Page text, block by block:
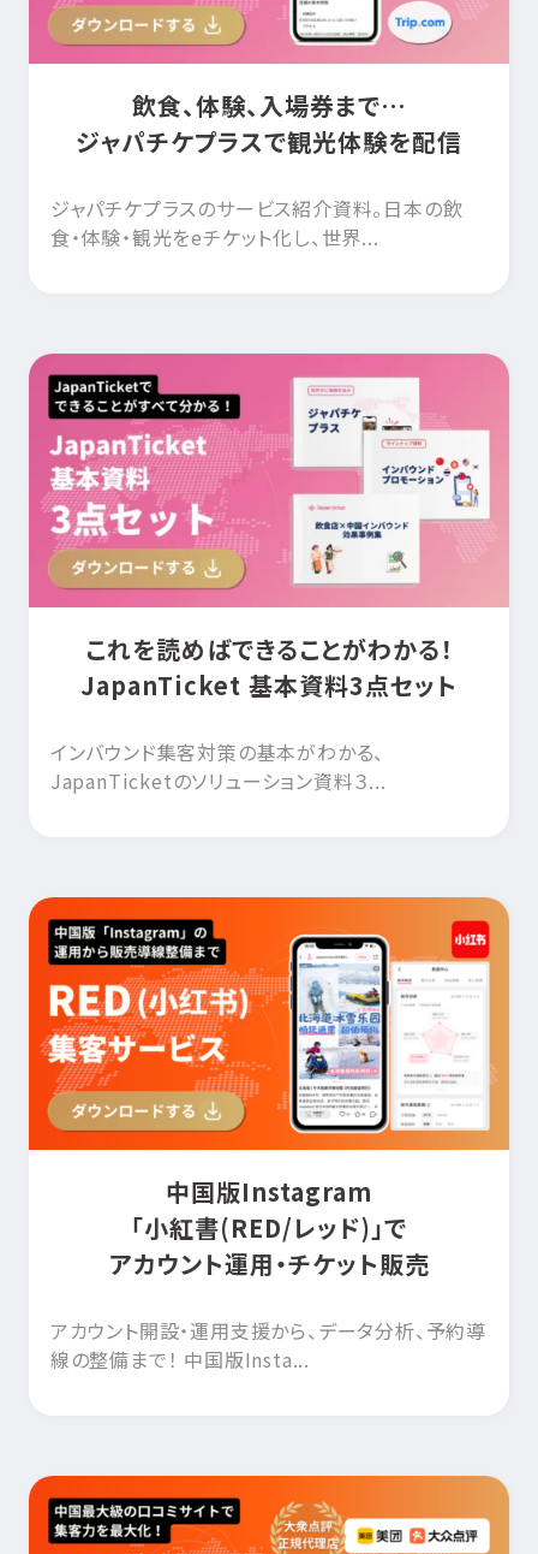
飲食、体験、入場券まで…
ジャパチケプラスで観光体験を配信
ジャパチケプラスのサービス紹介資料。日本の飲
食・体験・観光をeチケット化し、世界...
これを読めばできることがわかる！
JapanTicket 基本資料3点セット
インバウンド集客対策の基本がわかる、
JapanTicketのソリューション資料３...
中国版Instagram
「小紅書(RED/レッド)」で
アカウント運用・チケット販売
アカウント開設・運用支援から、データ分析、予約導
線の整備まで！ 中国版Insta...